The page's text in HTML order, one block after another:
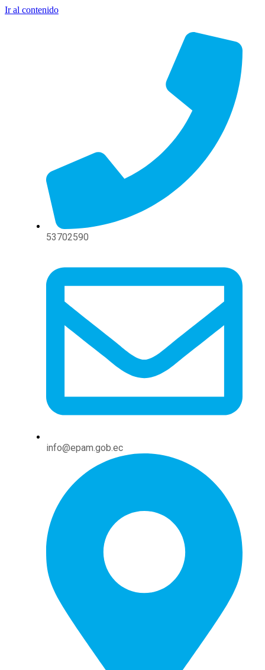
Ir al contenido
53702590
info@epam.gob.ec